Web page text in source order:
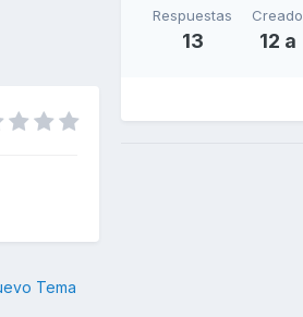
Tema
Respuestas
13
Creado
12 a